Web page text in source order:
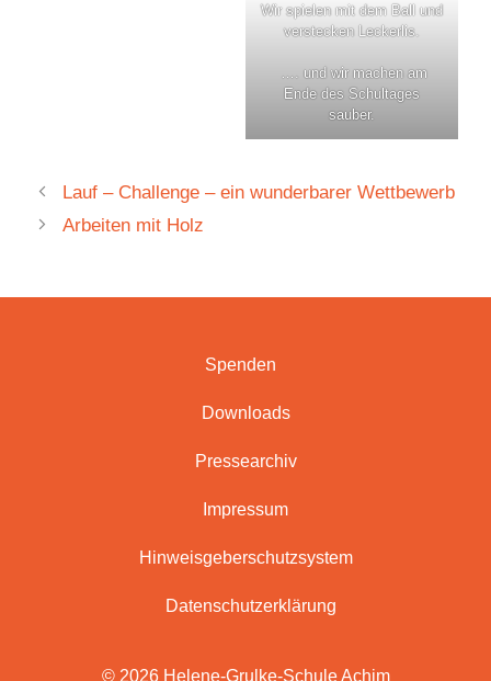
Wir spielen mit dem Ball und
verstecken Leckerlis.
…. und wir machen am
Ende des Schultages
sauber.
Lauf – Challenge – ein wunderbarer Wettbewerb
Arbeiten mit Holz
Spenden
Downloads
Pressearchiv
Impressum
Hinweisgeberschutzsystem
Datenschutzerklärung
© 2026 Helene-Grulke-Schule Achim